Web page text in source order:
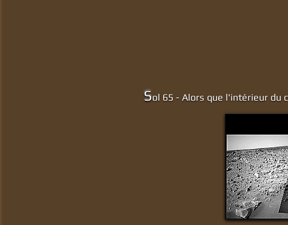
Sol 65 - Alors que l'intérieur du